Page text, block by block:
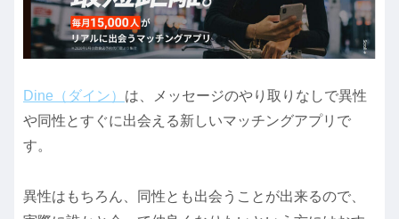
Dine（ダイン） は、メッセージのやり取りなしで異性
や同性とすぐに出会える新しいマッチングアプリで
す。
異性はもちろん、同性とも出会うことが出来るので、